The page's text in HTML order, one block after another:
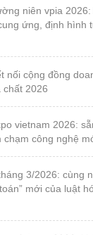
ứng, định hình
chất 2026
chạm công nghệ
mới của luật